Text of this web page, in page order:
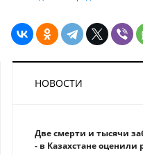
НОВОСТИ
Две смерти и тысячи
- в Казахстане